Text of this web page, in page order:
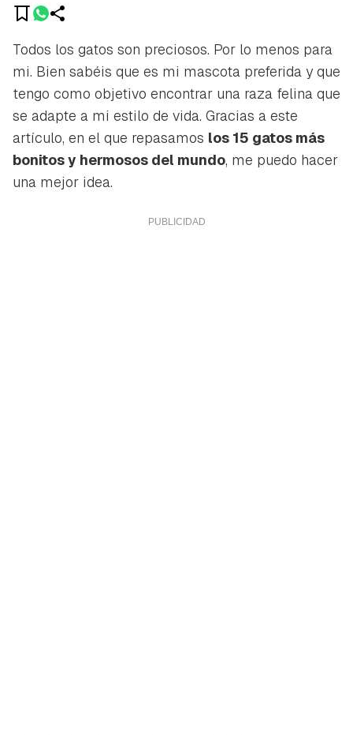
Todos los gatos son preciosos. Por lo menos para
mi. Bien sabéis que es mi mascota preferida y que
tengo como objetivo encontrar una raza felina que
se adapte a mi estilo de vida. Gracias a este
artículo, en el que repasamos los 15 gatos más
bonitos y hermosos del mundo, me puedo hacer
una mejor idea.